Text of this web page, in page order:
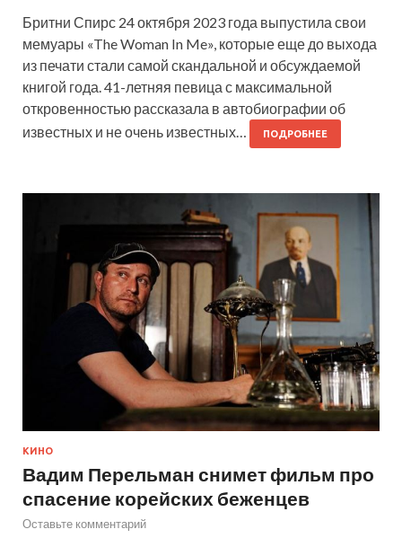
Бритни Спирс 24 октября 2023 года выпустила свои
мемуары «The Woman In Me», которые еще до выхода
из печати стали самой скандальной и обсуждаемой
книгой года. 41-летняя певица с максимальной
откровенностью рассказала в автобиографии об
известных и не очень известных…
ПОДРОБНЕЕ
КИНО
Вадим Перельман снимет фильм про
спасение корейских беженцев
Оставьте комментарий